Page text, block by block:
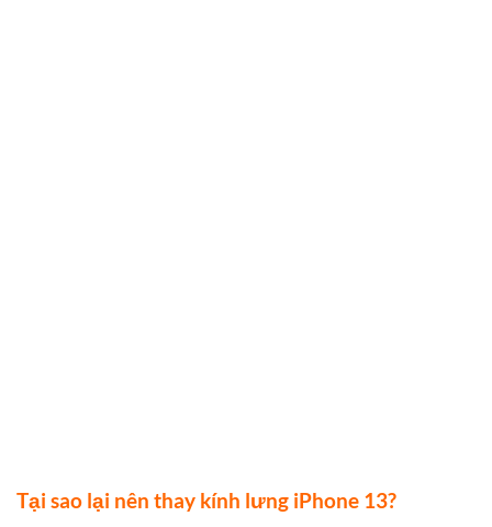
Tại sao lại nên thay kính lưng iPhone 13?